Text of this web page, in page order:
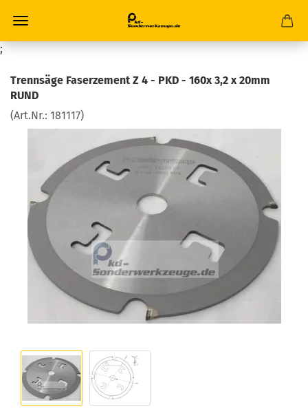
;
Trennsäge Faserzement Z 4 - PKD - 160x 3,2 x 20mm
RUND
(Art.Nr.: 181117)